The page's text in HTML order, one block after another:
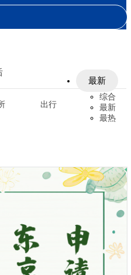
最新
综合
最新
最热
出行